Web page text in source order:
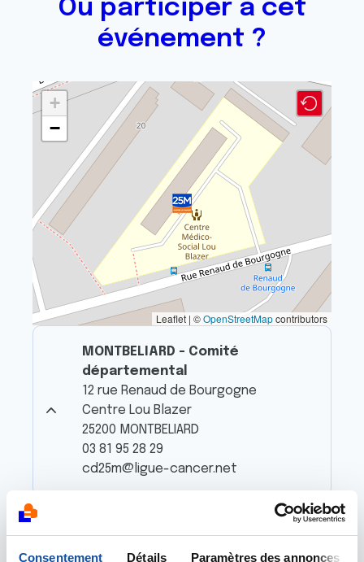
Consentement Détails Paramètres des annonces
Où participer à cet
événement ?
+
−
Leaflet | ©OpenStreetMapcontributors
MONTBELIARD - Comité
départemental
12 rue Renaud de Bourgogne
Centre Lou Blazer
25200 MONTBELIARD
03 81 95 28 29
cd25m@ligue-cancer.net